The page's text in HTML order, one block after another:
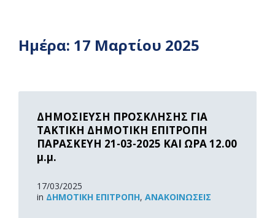
Ημέρα: 17 Μαρτίου 2025
ΔΗΜΟΣΙΕΥΣΗ ΠΡΟΣΚΛΗΣΗΣ ΓΙΑ
ΤΑΚΤΙΚΗ ΔΗΜΟΤΙΚΗ ΕΠΙΤΡΟΠΗ
ΠΑΡΑΣΚΕΥΗ 21-03-2025 ΚΑΙ ΩΡΑ 12.00
μ.μ.
17/03/2025
in ΔΗΜΟΤΙΚΉ ΕΠΙΤΡΟΠΉ, ΑΝΑΚOΙΝΏΣΕΙΣ
Read